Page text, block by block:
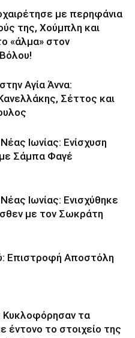
με περηφάνια
της, Χούμπλη και
«άλμα» στον
Αγία Άννα:
Σέττος και
Ιωνίας: Ενίσχυση
Σάμπα Φαγέ
Ιωνίας: Ενισχύθηκε
με τον Σωκράτη
Επιστροφή Αποστόλη
Κυκλοφόρησαν τα
έντονο το στοιχείο της